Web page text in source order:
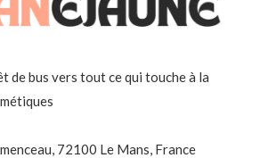
de bus vers tout ce qui touche à la
72100 Le Mans, France